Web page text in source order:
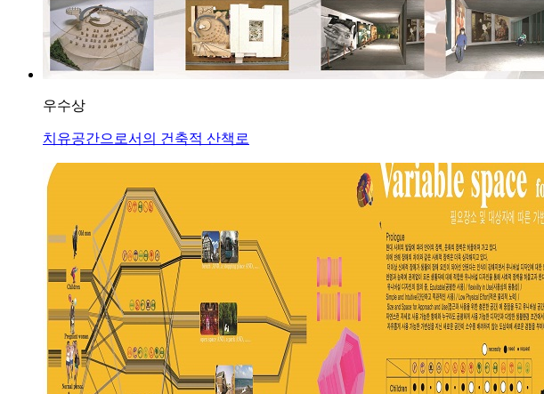
우수상
치유공간으로서의 건축적 산책로